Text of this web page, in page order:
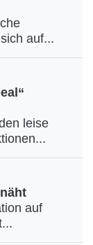
auf...
leise
auf